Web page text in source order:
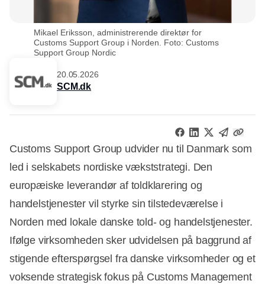
Mikael Eriksson, administrerende direktør for
Customs Support Group i Norden. Foto: Customs
Support Group Nordic
20.05.2026
SCM.dk
Customs Support Group udvider nu til Danmark som
led i selskabets nordiske vækststrategi. Den
europæiske leverandør af toldklarering og
handelstjenester vil styrke sin tilstedeværelse i
Norden med lokale danske told- og handelstjenester.
Ifølge virksomheden sker udvidelsen på baggrund af
stigende efterspørgsel fra danske virksomheder og et
voksende strategisk fokus på Customs Management